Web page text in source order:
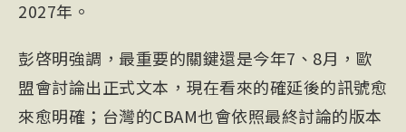
2027年。
彭啓明強調，最重要的關鍵還是今年7、8月，歐
盟會討論出正式文本，現在看來的確延後的訊號愈
來愈明確；台灣的CBAM也會依照最終討論的版本